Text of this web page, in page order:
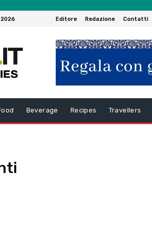
Editore Redazione Contatti
Beverage Recipes Travellers